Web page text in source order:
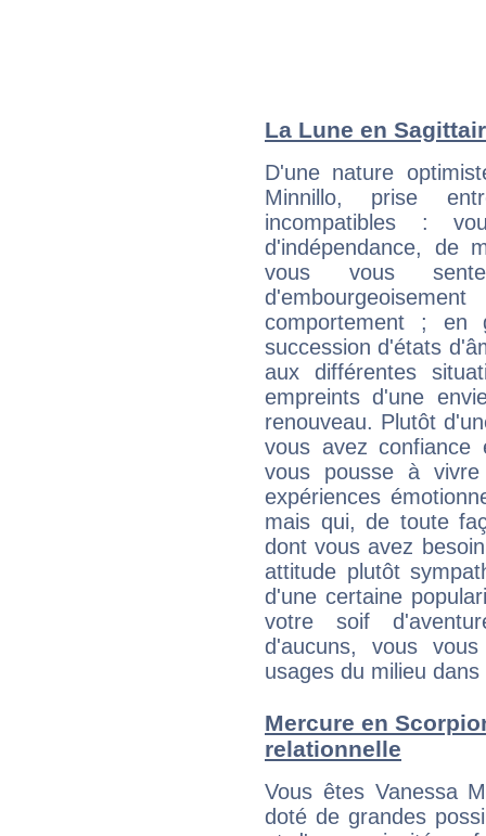
La Lune en
D'une nature
Minnillo, prise
incompatibles :
d'indépendance, de
vous vous
comportement ; en
succession d'états
aux différentes
empreints d'une
renouveau. Plutôt
vous avez
vous pousse à
expériences
mais qui, de toute
dont vous avez
attitude plutôt
d'une certaine
votre soif
d'aucuns, vous
usages du milieu
Mercure en
relationnelle
Vous êtes Vanessa
doté de grandes